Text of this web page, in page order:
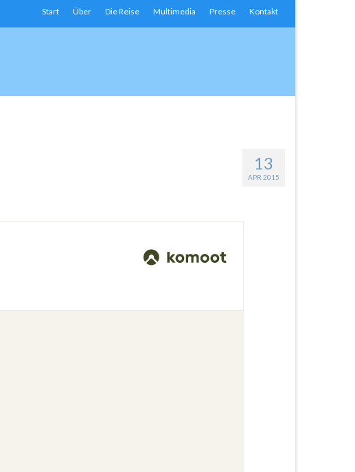
Start Über Die Reise Multimedia Presse Kontakt
13
APR 2015